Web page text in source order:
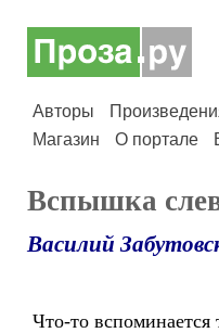
Авторы
Магазин
О портале
Вспышка
Василий
Что-то вспоминается